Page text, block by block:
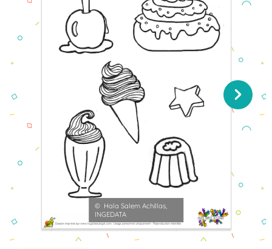
© Hala Salem Achillas,
INGEDATA